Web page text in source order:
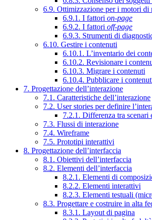
6.9. Ottimizzazione per i motori di
6.9.1. I fattori on-page
6.9.2. I fattori off-page
6.9.3. Strumenti di
6.10. Gestire i contenuti
6.10.1. L’inventario dei
6.10.2. Revisionare i
6.10.3. Migrare i contenuti
6.10.4. Pubblicare i
7. Progettazione dell’interazione
7.1. Caratteristiche dell’interazione
7.2. User stories per definire
7.2.1. Differenza tra scenari
7.3. Flussi di interazione
7.4. Wireframe
7.5. Prototipi interattivi
8. Progettazione dell’interfaccia
8.1. Obiettivi dell’interfaccia
8.2. Elementi dell’interfaccia
8.2.1. Elementi di
8.2.2. Elementi interattivi
8.2.3. Elementi testuali
8.3. Progettare e costruire in alta
8.3.1. Layout di pagina